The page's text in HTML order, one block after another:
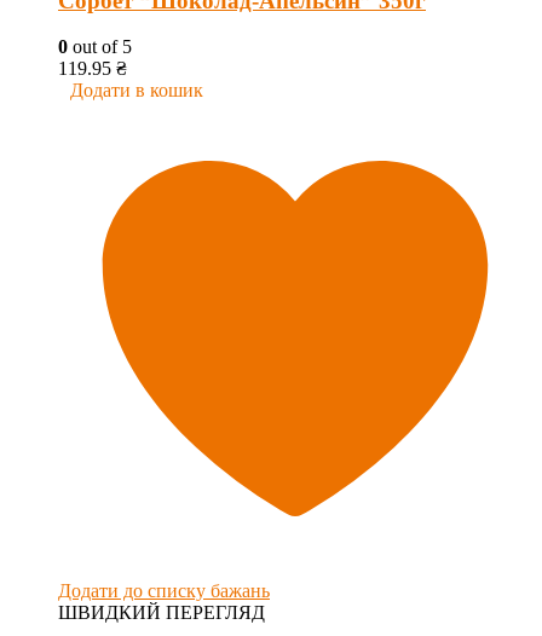
0 out of 5
119.95 ₴
Додати в кошик
Додати до списку бажань
ШВИДКИЙ ПЕРЕГЛЯД